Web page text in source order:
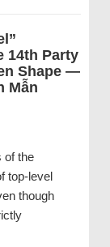
14th Party
Shape —
Mẫn
of the
top-level
though